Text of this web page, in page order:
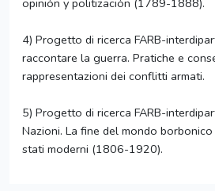
opinión y politización (1789-1888).
4) Progetto di ricerca FARB-
raccontare la guerra. Pratiche e
rappresentazioni dei conflitti armati.
5) Progetto di ricerca FARB-
Nazioni. La fine del mondo
stati moderni (1806-1920).